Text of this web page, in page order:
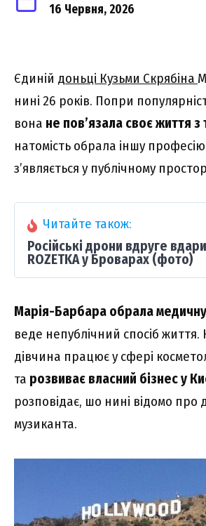
16 Червня, 2026
Єдиній доньці Кузьми Скрябіна
нині 26 років. Попри
вона не пов’язала своє життя з
натомість обрала іншу професію
з’являється у публічному
Читайте також:
Російські дрони вдруге
ROZETKA у Броварах (фото)
Марія-Барбара обрала
веде непублічний спосіб життя.
дівчина працює у сфері
та розвиває власний бізнес у
розповідає, шо нині відомо про
музиканта.